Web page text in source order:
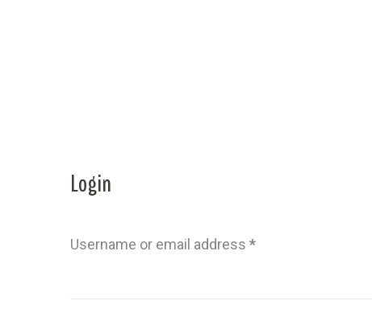
Login
Username or email address *